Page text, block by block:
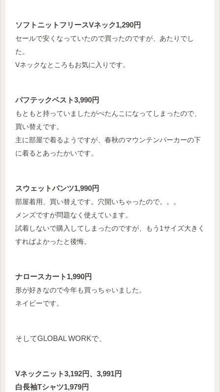
ソフトニットフリースVネック1,290円
セールで安くなっていたので買ったのですが、あたりでし
た。
Vネックなところもお気に入りです。
パフテックベスト3,990円
もともと持っていましたがぺたんこになってしまったので、
買い替えです。
主に部屋で着るようですが、春秋のマウンテンパーカーの下
に着るとあったかいです。
スウェットパンツ1,990円
部屋着用、買い替えです。穴開いちゃったので。。。
メンズですが問題なく使えています。
試着しないで購入してしまったのですが、もう1サイズ大きく
すればよかったと後悔。
ナロースカート1,990円
形が好きなので今年も買っちゃいました。
ネイビーです。
そしてGLOBAL WORKで、
Vネックニット3,192円、3,991円
白長袖Tシャツ1,979円